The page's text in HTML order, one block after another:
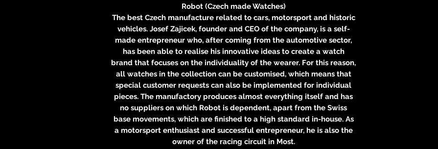
Robot (Czech made Watches)
The best Czech manufacture related to cars, motorsport and historic
vehicles. Josef Zajicek, founder and CEO of the company, is a self-
made entrepreneur who, after coming from the automotive sector,
has been able to realise his innovative ideas to create a watch
brand that focuses on the individuality of the wearer. For this reason,
all watches in the collection can be customised, which means that
special customer requests can also be implemented for individual
pieces. The manufactory produces almost everything itself and has
no suppliers on which Robot is dependent, apart from the Swiss
base movements, which are finished to a high standard in-house. As
a motorsport enthusiast and successful entrepreneur, he is also the
owner of the racing circuit in Most.